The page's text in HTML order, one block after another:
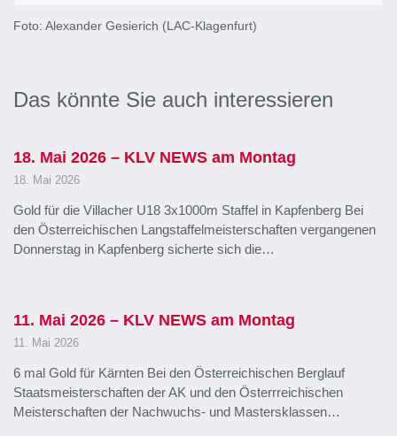
Foto: Alexander Gesierich (LAC-Klagenfurt)
Das könnte Sie auch interessieren
18. Mai 2026 – KLV NEWS am Montag
18. Mai 2026
Gold für die Villacher U18 3x1000m Staffel in Kapfenberg Bei
den Österreichischen Langstaffelmeisterschaften vergangenen
Donnerstag in Kapfenberg sicherte sich die…
11. Mai 2026 – KLV NEWS am Montag
11. Mai 2026
6 mal Gold für Kärnten Bei den Österreichischen Berglauf
Staatsmeisterschaften der AK und den Österrreichischen
Meisterschaften der Nachwuchs- und Mastersklassen…